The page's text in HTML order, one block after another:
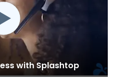
with Splashtop